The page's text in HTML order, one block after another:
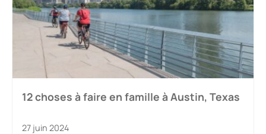
12 choses à faire en famille à Austin, Texas
27 juin 2024